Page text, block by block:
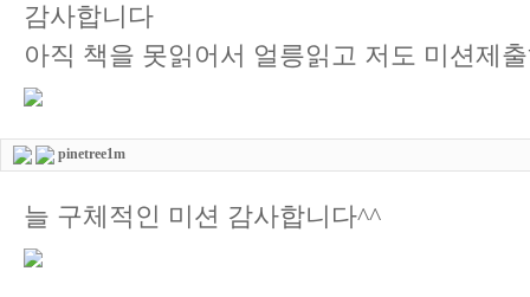
감사합니다
아직 책을 못읽어서 얼릉읽고 저도 미션제
pinetree1m
늘 구체적인 미션 감사합니다^^